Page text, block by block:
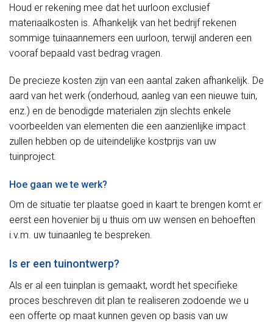
Houd er rekening mee dat het uurloon exclusief
materiaalkosten is. Afhankelijk van het bedrijf rekenen
sommige tuinaannemers een uurloon, terwijl anderen een
vooraf bepaald vast bedrag vragen.
De precieze kosten zijn van een aantal zaken afhankelijk. De
aard van het werk (onderhoud, aanleg van een nieuwe tuin,
enz.) en de benodigde materialen zijn slechts enkele
voorbeelden van elementen die een aanzienlijke impact
zullen hebben op de uiteindelijke kostprijs van uw
tuinproject.
Hoe gaan we te werk?
Om de situatie ter plaatse goed in kaart te brengen komt er
eerst een hovenier bij u thuis om uw wensen en behoeften
i.v.m. uw tuinaanleg te bespreken.
Is er een tuinontwerp?
Als er al een tuinplan is gemaakt, wordt het specifieke
proces beschreven dit plan te realiseren zodoende we u
een offerte op maat kunnen geven op basis van uw